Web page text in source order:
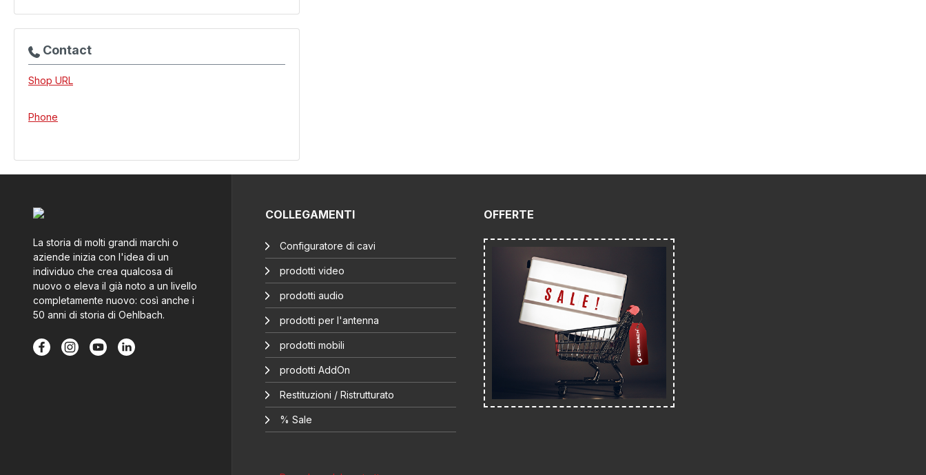
Contact
Shop URL
Phone
La storia di molti grandi marchi o
aziende inizia con l'idea di un
individuo che crea qualcosa di
nuovo o eleva il già noto a un livello
completamente nuovo: così anche i
50 anni di storia di Oehlbach.
COLLEGAMENTI
Configuratore di cavi
prodotti video
prodotti audio
prodotti per l'antenna
prodotti mobili
prodotti AddOn
Restituzioni / Ristrutturato
% Sale
OFFERTE